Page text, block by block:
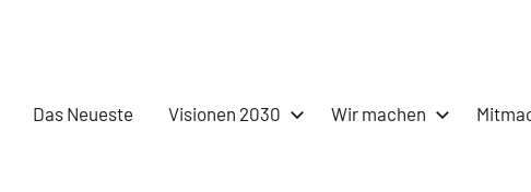
Das Neueste Visionen 2030 Wir machen